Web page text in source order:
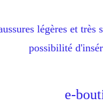
légères et très
possibilité
e-